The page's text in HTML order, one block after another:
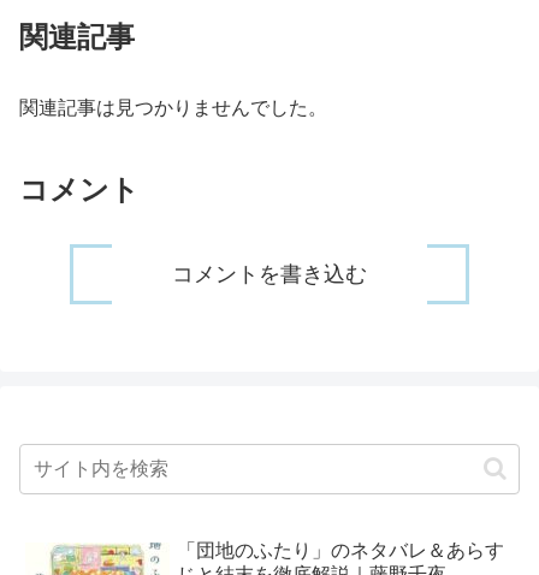
関連記事
関連記事は見つかりませんでした。
コメント
コメントを書き込む
「団地のふたり」のネタバレ＆あらす